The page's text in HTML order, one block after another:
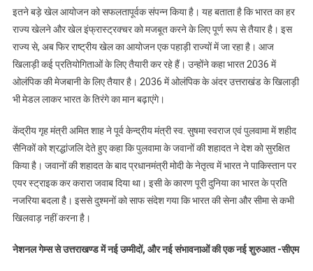
इतने बड़े खेल आयोजन को सफलतापूर्वक संपन्न किया है। यह बताता है कि भारत का हर
राज्य खेलने और खेल इंफ्रास्ट्रक्चर को मजबूत करने के लिए पूर्ण रूप से तैयार है। इस
राज्य से, अब फिर राष्ट्रीय खेल का आयोजन एक पहाड़ी राज्यों में जा रहा है। आज
खिलाड़ी कई प्रतियोगिताओं के लिए तैयारी कर रहे हैं। उन्होंने कहा भारत 2036 में
ओलंपिक की मेजबानी के लिए तैयार है। 2036 में ओलंपिक के अंदर उत्तराखंड के खिलाड़ी
भी मेडल लाकर भारत के तिरंगे का मान बढ़ाएंगे।
केंद्रीय गृह मंत्री अमित शाह ने पूर्व केन्द्रीय मंत्री स्व. सुषमा स्वराज एवं पुलवामा में शहीद
सैनिकों को श्रद्धांजलि देते हुए कहा कि पुलवामा के जवानों की शहादत ने देश को सुरक्षित
किया है। जवानों की शहादत के बाद प्रधानमंत्री मोदी के नेतृत्व में भारत ने पाकिस्तान पर
एयर स्ट्राइक कर करारा जवाब दिया था। इसी के कारण पूरी दुनिया का भारत के प्रति
नजरिया बदला है। इससे दुश्मनों को साफ संदेश गया कि भारत की सेना और सीमा से कभी
खिलवाड़ नहीं करना है।
नेशनल गेम्स से उत्तराखण्ड में नई उम्मीदों, और नई संभावनाओं की एक नई शुरुआत -सीएम